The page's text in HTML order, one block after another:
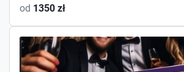
od 1350 zł